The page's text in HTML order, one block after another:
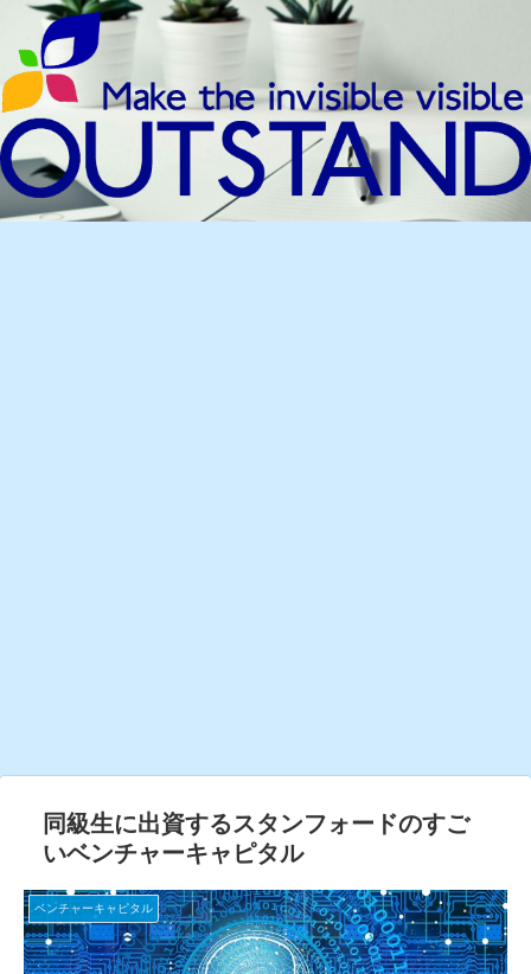
同級生に出資するスタンフォードのすご
いベンチャーキャピタル
ベンチャーキャピタル